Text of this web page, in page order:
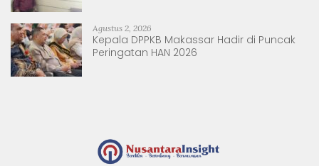
Agustus 2, 2026
Kepala DPPKB Makassar Hadir di Puncak
Peringatan HAN 2026